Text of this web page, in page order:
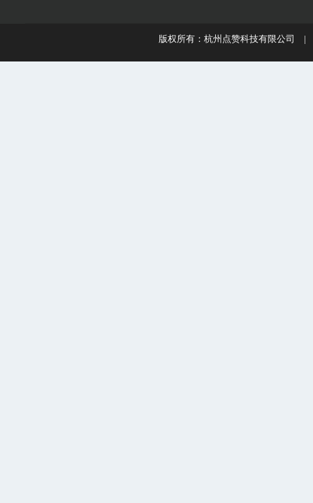
版权所有：杭州点赞科技有限公司